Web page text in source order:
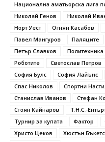
Национална аматьорска лига
Николай Генов
Николай
Норт Уест
Огнян Касабов
Павел Мангуров
Паляците
Петър Славков
Политехника
Роботите
Светослав Петров
София Булс
София Лайънс
Спас Николов
Спортни
Станислав Иванов
Стефан
Стоян Кайнаров
Т.Н.С.-
Турнир за купата
Фактор
Христо Цеков
Хюстън Бъкетс